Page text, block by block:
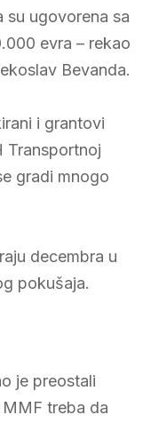
su ugovorena sa
evra – rekao
Bevanda.
i grantovi
Transportnoj
gradi mnogo
decembra u
pokušaja.
je preostali
treba da